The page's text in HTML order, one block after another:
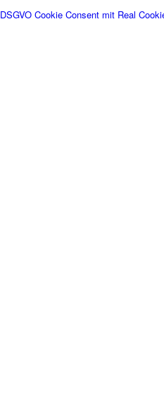
DSGVO Cookie Consent mit Real